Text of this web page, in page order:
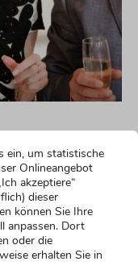
ein, um statistische
Onlineangebot
akzeptiere“
dieser
können Sie Ihre
anpassen. Dort
oder die
erhalten Sie in